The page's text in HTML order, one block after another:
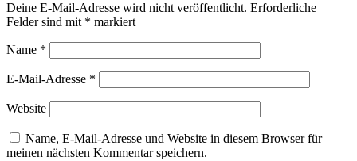
Deine E-Mail-Adresse wird nicht veröffentlicht. Erforderliche
Felder sind mit * markiert
Name *
E-Mail-Adresse *
Website
Name, E-Mail-Adresse und Website in diesem Browser für
meinen nächsten Kommentar speichern.